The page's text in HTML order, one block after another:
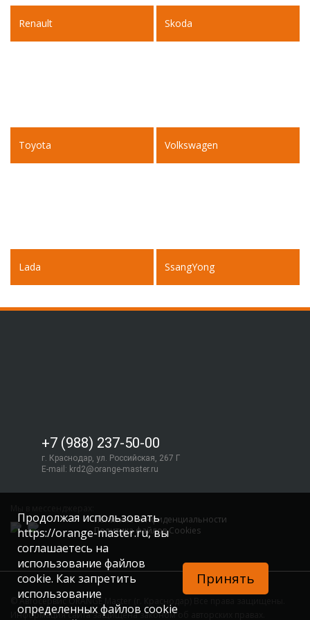
Renault Skoda
Toyota Volkswagen
Lada SsangYong
+7 (988) 237-50-00
г. Краснодар, ул. Российская, 267 Г
E-mail: krd2@orange-master.ru
Политика конфиденциальности
Политика файлов Cookies
© Автосервис ORANGE Master (г. Краснодар) Все права защищены.
Информация сайта защищена законом об авторских правах.
Продолжая использовать
https://orange-master.ru, вы
соглашаетесь на
использование файлов
cookie. Как запретить
использование
определенных файлов cookie
Принять